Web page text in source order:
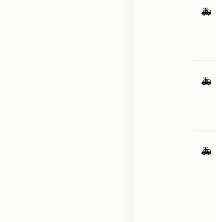
🚑
🚑
🚑